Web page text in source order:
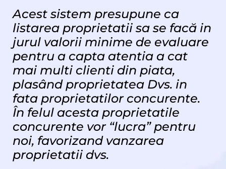
Acest sistem presupune ca
listarea proprietatii sa se facă in
jurul valorii minime de evaluare
pentru a capta atentia a cat
mai multi clienti din piata,
plasând proprietatea Dvs. in
fata proprietatilor concurente.
În felul acesta proprietatile
concurente vor “lucra” pentru
noi, favorizand vanzarea
proprietatii dvs.